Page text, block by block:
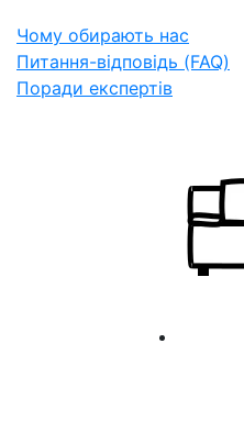
Чому обирають нас
Питання-відповідь (FAQ)
Поради експертів